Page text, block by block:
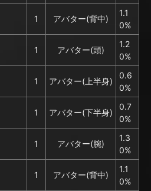
1 アバター(背中)
1.1
0%
1 アバター(頭)
1.2
0%
1 アバター(上半身)
0.6
0%
1 アバター(下半身)
0.7
0%
1 アバター(腕)
1.3
0%
1 アバター(背中)
1.1
0%